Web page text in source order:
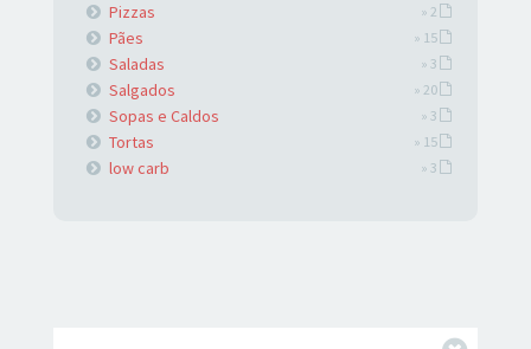
Pizzas » 2
Pães » 15
Saladas » 3
Salgados » 20
Sopas e Caldos » 3
Tortas » 15
low carb » 3